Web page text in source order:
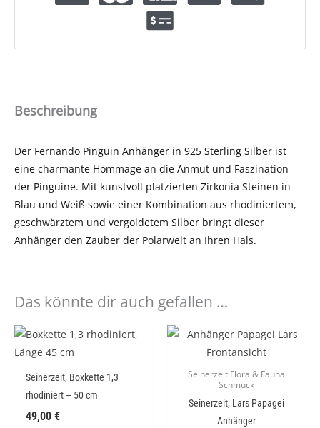
Beschreibung
Der Fernando Pinguin Anhänger in 925 Sterling Silber ist
eine charmante Hommage an die Anmut und Faszination
der Pinguine. Mit kunstvoll platzierten Zirkonia Steinen in
Blau und Weiß sowie einer Kombination aus rhodiniertem,
geschwärztem und vergoldetem Silber bringt dieser
Anhänger den Zauber der Polarwelt an Ihren Hals.
Das könnte dir auch gefallen …
Seinerzeit, Boxkette 1,3
rhodiniert – 50 cm
49,00€
Seinerzeit Flora & Fauna
Schmuck
Seinerzeit, Lars Papagei
Anhänger